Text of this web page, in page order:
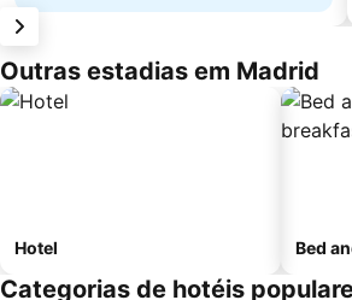
Outras estadias em Madrid
Hotel Bed
Categorias de hotéis